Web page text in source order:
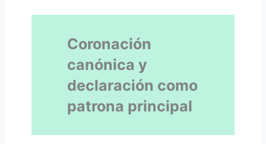
Coronación
canónica y
declaración como
patrona principal